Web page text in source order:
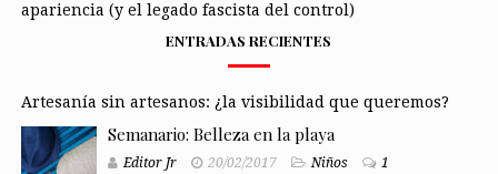
apariencia (y el legado fascista del control)
ENTRADAS RECIENTES
Artesanía sin artesanos: ¿la visibilidad que queremos?
Semanario: Belleza en la playa
Editor Jr 20/02/2017 Niños 1